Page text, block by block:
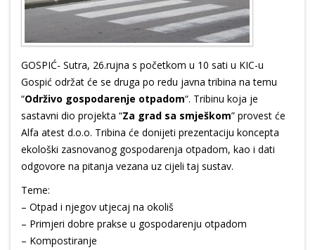
GOSPIĆ- Sutra, 26.rujna s početkom u 10 sati u KIC-u
Gospić održat će se druga po redu javna tribina na temu
“Održivo gospodarenje otpadom“. Tribinu koja je
sastavni dio projekta “Za grad sa smješkom” provest će
Alfa atest d.o.o. Tribina će donijeti prezentaciju koncepta
ekološki zasnovanog gospodarenja otpadom, kao i dati
odgovore na pitanja vezana uz cijeli taj sustav.
Teme:
– Otpad i njegov utjecaj na okoliš
– Primjeri dobre prakse u gospodarenju otpadom
– Kompostiranje